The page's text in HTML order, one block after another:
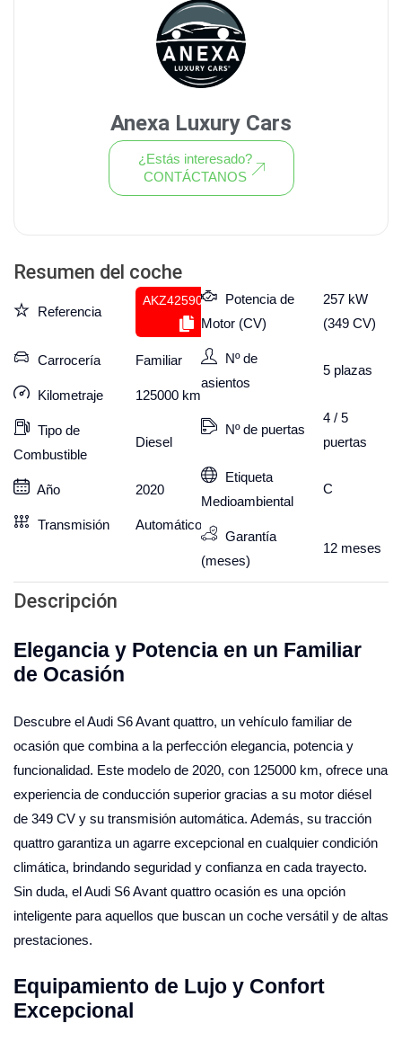
Resumen del coche
Referencia
AKZ425909297
Carrocería Familiar
Kilometraje 125000 km
Tipo de
Combustible
Diesel
Año 2020
Transmisión Automático
Potencia de
Motor (CV)
257 kW
(349 CV)
Nº de
asientos
5 plazas
Nº de puertas
4 / 5
puertas
Etiqueta
Medioambiental
C
Garantía
(meses)
12 meses
Descripción
Elegancia y Potencia en un Familiar
de Ocasión
Descubre el Audi S6 Avant quattro, un vehículo familiar de
ocasión que combina a la perfección elegancia, potencia y
funcionalidad. Este modelo de 2020, con 125000 km, ofrece una
experiencia de conducción superior gracias a su motor diésel
de 349 CV y su transmisión automática. Además, su tracción
quattro garantiza un agarre excepcional en cualquier condición
climática, brindando seguridad y confianza en cada trayecto.
Sin duda, el Audi S6 Avant quattro ocasión es una opción
inteligente para aquellos que buscan un coche versátil y de altas
prestaciones.
Equipamiento de Lujo y Confort
Excepcional
Anexa Luxury Cars
¿Estás interesado?
CONTÁCTANOS